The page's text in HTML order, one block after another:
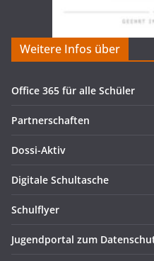
Weitere Infos über
Office 365 für alle Schüler
Partnerschaften
Dossi-Aktiv
Digitale Schultasche
Schulflyer
Jugendportal zum